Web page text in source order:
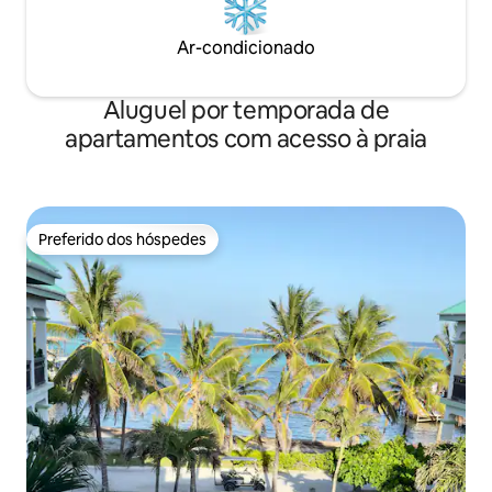
Ar-condicionado
Aluguel por temporada de
apartamentos com acesso à praia
Preferido dos hóspedes
Preferido dos hóspedes